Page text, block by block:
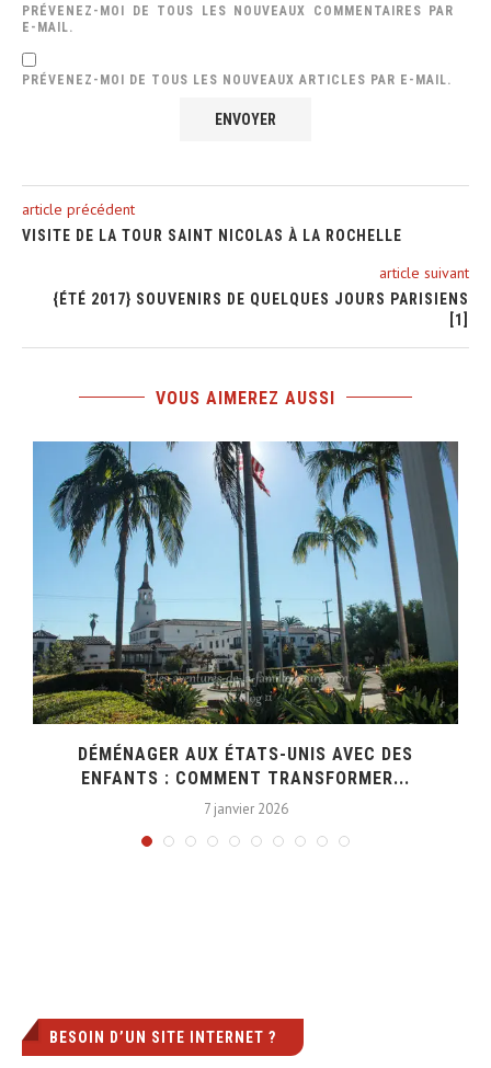
PRÉVENEZ-MOI DE TOUS LES NOUVEAUX COMMENTAIRES PAR
E-MAIL.
PRÉVENEZ-MOI DE TOUS LES NOUVEAUX ARTICLES PAR E-MAIL.
article précédent
VISITE DE LA TOUR SAINT NICOLAS À LA ROCHELLE
article suivant
{ÉTÉ 2017} SOUVENIRS DE QUELQUES JOURS PARISIENS
[1]
VOUS AIMEREZ AUSSI
DÉMÉNAGER AUX ÉTATS-UNIS AVEC DES
ENFANTS : COMMENT TRANSFORMER...
7 janvier 2026
BESOIN D’UN SITE INTERNET ?